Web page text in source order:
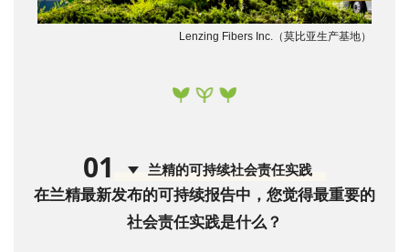
Lenzing Fibers Inc.（莫比亚生产基地）
01 兰精的可持续社会责任实践
在兰精最新发布的可持续报告中，您觉得最重要的
社会责任实践是什么？